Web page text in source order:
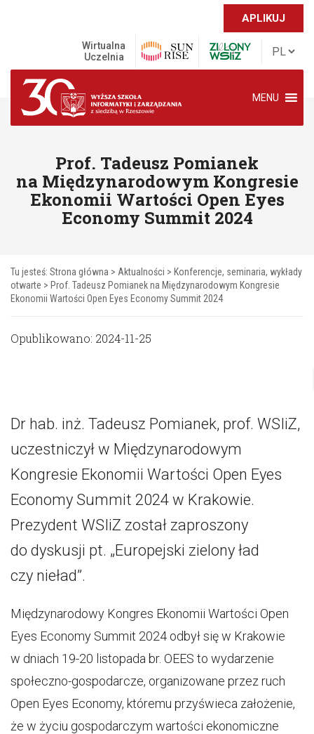
APLIKUJ
Wirtualna
Uczelnia
MENU
Prof. Tadeusz Pomianek
na Międzynarodowym Kongresie
Ekonomii Wartości Open Eyes
Economy Summit 2024
Tu jesteś: Strona główna > Aktualności > Konferencje, seminaria, wykłady
otwarte > Prof. Tadeusz Pomianek na Międzynarodowym Kongresie
Ekonomii Wartości Open Eyes Economy Summit 2024
Opublikowano: 2024-11-25
Dr hab. inż. Tadeusz Pomianek, prof. WSIiZ,
uczestniczył w Międzynarodowym
Kongresie Ekonomii Wartości Open Eyes
Economy Summit 2024 w Krakowie.
Prezydent WSIiZ został zaproszony
do dyskusji pt. „Europejski zielony ład
czy nieład”.
Międzynarodowy Kongres Ekonomii Wartości Open
Eyes Economy Summit 2024 odbył się w Krakowie
w dniach 19-20 listopada br. OEES to wydarzenie
społeczno-gospodarcze, organizowane przez ruch
Open Eyes Economy, któremu przyświeca założenie,
że w życiu gospodarczym wartości ekonomiczne